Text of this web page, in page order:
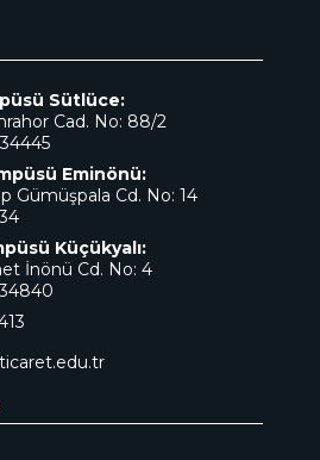
Sütlüce:
Cad. No: 88/2
Eminönü:
Gümüşpala Cd. No: 14
Küçükyalı:
İnönü Cd. No: 4